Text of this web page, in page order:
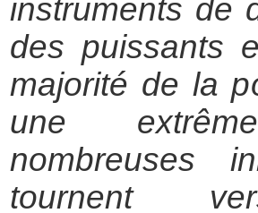
instruments de
des puissants
majorité de la
une
nombreuses
tournent